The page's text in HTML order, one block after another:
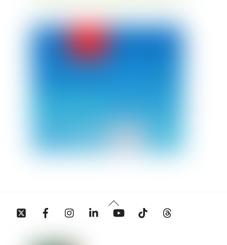
Back
To
Twitter Facebook InstagramLinkedin YouTube Tiktok